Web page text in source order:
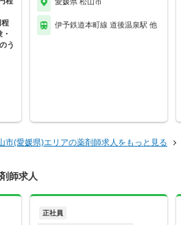
程
う
愛媛県 松山市
伊予鉄道本町線 道後温泉駅 他
市(愛媛県)エリアの薬剤師求人をもっと見る
師求人
正社員